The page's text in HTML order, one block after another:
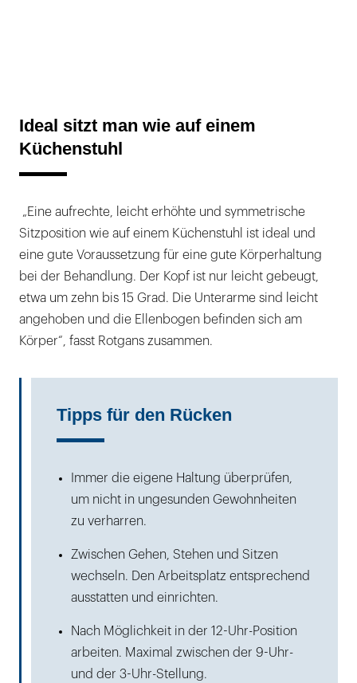
Ideal sitzt man wie auf einem
Küchenstuhl
„Eine aufrechte, leicht erhöhte und symmetrische
Sitzposition wie auf einem Küchenstuhl ist ideal und
eine gute Voraussetzung für eine gute Körperhaltung
bei der Behandlung. Der Kopf ist nur leicht gebeugt,
etwa um zehn bis 15 Grad. Die Unterarme sind leicht
angehoben und die Ellenbogen befinden sich am
Körper“, fasst Rotgans zusammen.
Tipps für den Rücken
Immer die eigene Haltung überprüfen,
um nicht in ungesunden Gewohnheiten
zu verharren.
Zwischen Gehen, Stehen und Sitzen
wechseln. Den Arbeitsplatz entsprechend
ausstatten und einrichten.
Nach Möglichkeit in der 12-Uhr-Position
arbeiten. Maximal zwischen der 9-Uhr-
und der 3-Uhr-Stellung.